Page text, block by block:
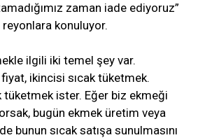
zaman iade ediyoruz”
reyonlara konuluyor.
ilgili iki temel şey var.
ikincisi sıcak tüketmek.
tüketmek ister. Eğer biz ekmeği
bugün ekmek üretim veya
bunun sıcak satışa sunulmasını